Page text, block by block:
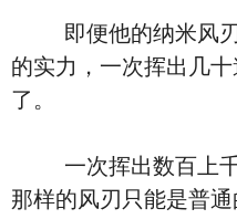
即便他的纳米风刃
的实力，一次挥出几
了。
一次挥出数百上千
那样的风刃只能是普